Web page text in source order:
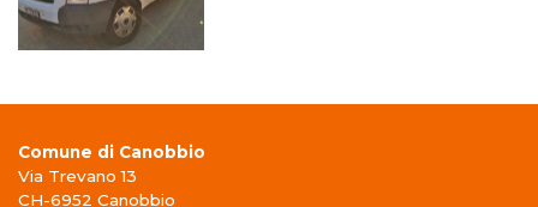
Comune di Canobbio
Via Trevano 13
CH-6952 Canobbio